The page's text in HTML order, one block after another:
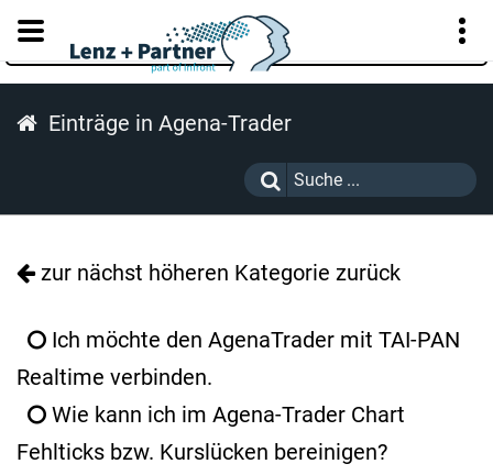
KUNDENPORTAL
Einträge in Agena-Trader
zur nächst höheren Kategorie zurück
Ich möchte den AgenaTrader mit TAI-PAN
Realtime verbinden.
Wie kann ich im Agena-Trader Chart
Fehlticks bzw. Kurslücken bereinigen?